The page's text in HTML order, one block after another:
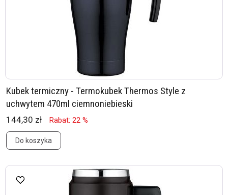
Kubek termiczny - Termokubek Thermos Style z
uchwytem 470ml ciemnoniebieski
144,30 zł Rabat: 22 %
Do koszyka